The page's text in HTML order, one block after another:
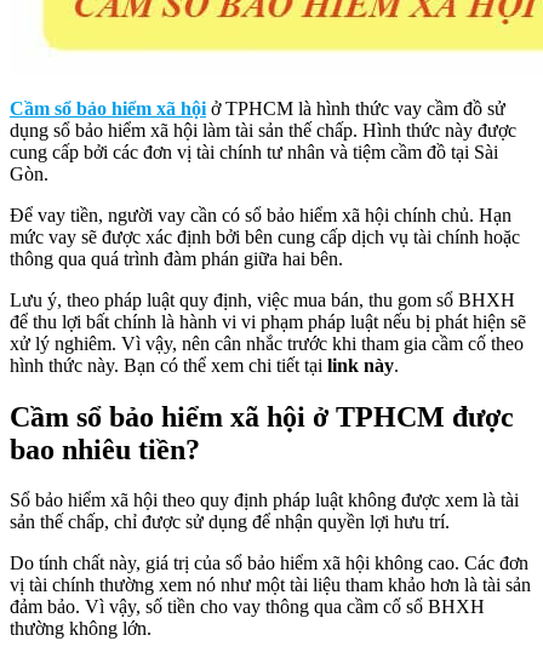
Cầm sổ bảo hiểm xã hội ở TPHCM là hình thức vay cầm đồ sử
dụng sổ bảo hiểm xã hội làm tài sản thế chấp. Hình thức này được
cung cấp bởi các đơn vị tài chính tư nhân và tiệm cầm đồ tại Sài
Gòn.
Để vay tiền, người vay cần có sổ bảo hiểm xã hội chính chủ. Hạn
mức vay sẽ được xác định bởi bên cung cấp dịch vụ tài chính hoặc
thông qua quá trình đàm phán giữa hai bên.
Lưu ý, theo pháp luật quy định, việc mua bán, thu gom sổ BHXH
để thu lợi bất chính là hành vi vi phạm pháp luật nếu bị phát hiện sẽ
xử lý nghiêm. Vì vậy, nên cân nhắc trước khi tham gia cầm cố theo
hình thức này. Bạn có thể xem chi tiết tại link này.
Cầm sổ bảo hiểm xã hội ở TPHCM được
bao nhiêu tiền?
Sổ bảo hiểm xã hội theo quy định pháp luật không được xem là tài
sản thế chấp, chỉ được sử dụng để nhận quyền lợi hưu trí.
Do tính chất này, giá trị của sổ bảo hiểm xã hội không cao. Các đơn
vị tài chính thường xem nó như một tài liệu tham khảo hơn là tài sản
đảm bảo. Vì vậy, số tiền cho vay thông qua cầm cố sổ BHXH
thường không lớn.